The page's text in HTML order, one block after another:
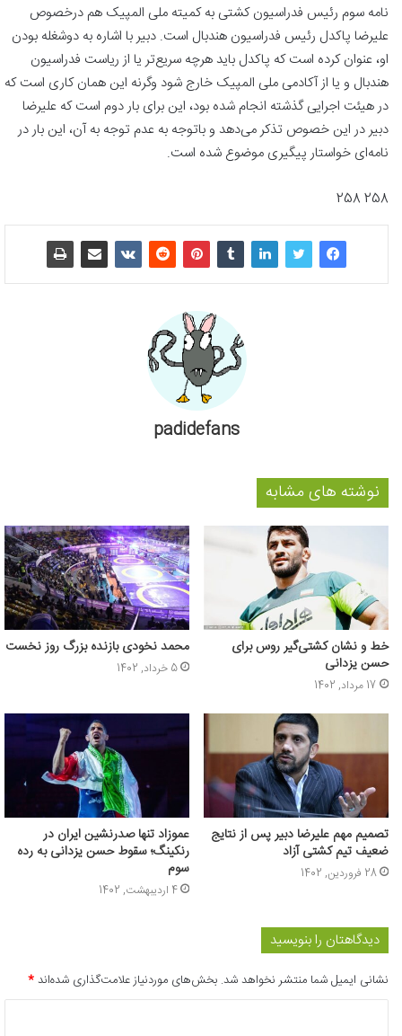
نامه سوم رئیس فدراسیون کشتی به کمیته ملی المپیک هم درخصوص
علیرضا پاکدل رئیس فدراسیون هندبال است. دبیر با اشاره به دوشغله بودن
او، عنوان کرده است که پاکدل باید هرچه سریع‌تر یا از ریاست فدراسیون
هندبال و یا از آکادمی ملی المپیک خارج شود وگرنه این همان کاری است که
در هیئت اجرایی گذشته انجام شده بود، این برای بار دوم است که علیرضا
دبیر در این خصوص تذکر می‌دهد و باتوجه به عدم توجه به آن، این بار در
نامه‌ای خواستار پیگیری موضوع شده است.
258 258
padidefans
نوشته های مشابه
خط و نشان کشتی‌گیر روس برای
حسن یزدانی
17 مرداد, 1402
محمد نخودی بازنده بزرگ روز نخست
5 خرداد, 1402
تصمیم مهم علیرضا دبیر پس از نتایج
ضعیف تیم کشتی آزاد
28 فروردین, 1402
عموزاد تنها صدرنشین ایران در
رنکینگ؛ سقوط حسن یزدانی به رده
سوم
4 اردیبهشت, 1402
دیدگاهتان را بنویسید
نشانی ایمیل شما منتشر نخواهد شد. بخش‌های موردنیاز علامت‌گذاری شده‌اند*